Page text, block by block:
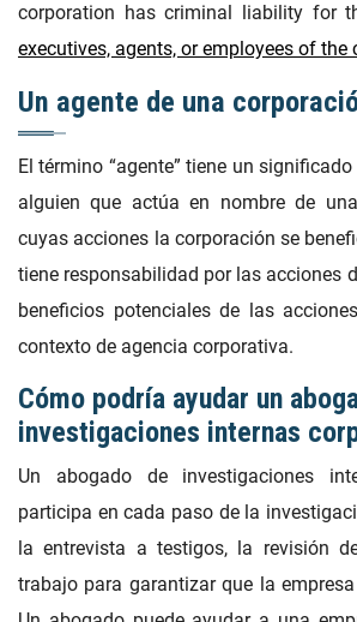
corporation has criminal liability for
executives, agents, or employees of the
Un agente de una
El término “agente” tiene un
alguien que actúa en nombre de
cuyas acciones la corporación se
tiene responsabilidad por las acciones
beneficios potenciales de las
contexto de agencia corporativa.
Cómo podría ayudar un
investigaciones internas
Un abogado de investigaciones
participa en cada paso de la
la entrevista a testigos, la revisión
trabajo para garantizar que la